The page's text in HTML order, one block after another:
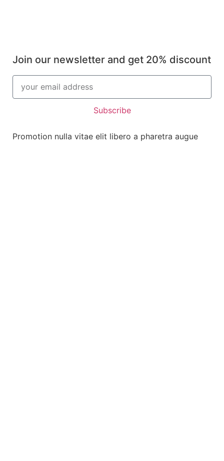
Join our newsletter and get 20% discount
Subscribe
Promotion nulla vitae elit libero a pharetra augue